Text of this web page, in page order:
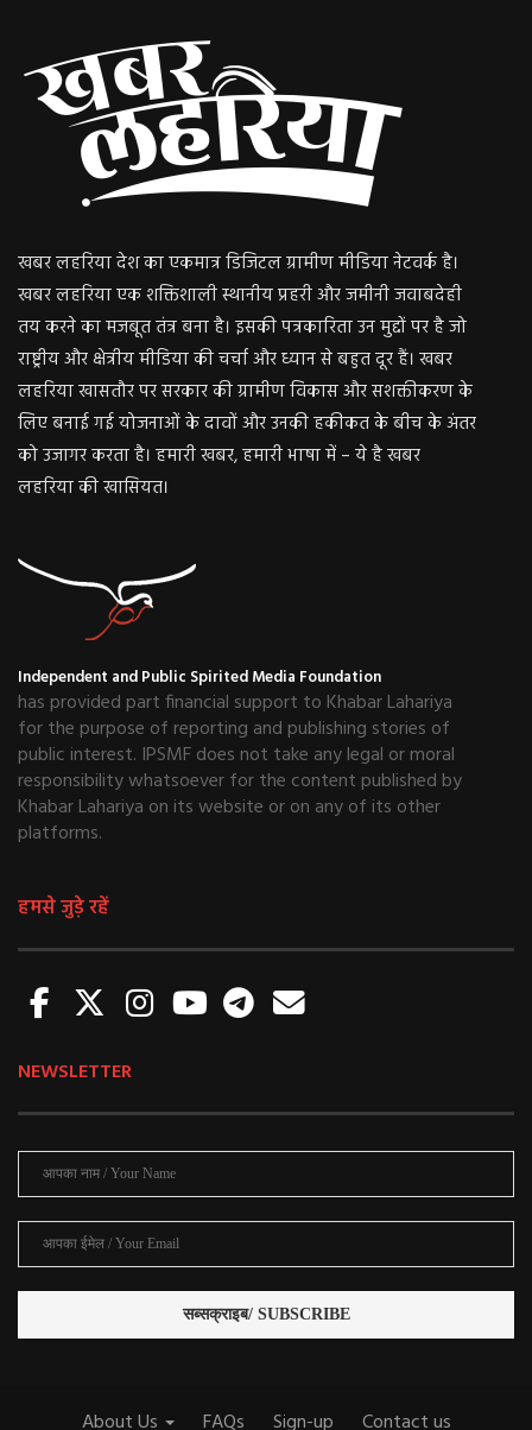
खबर लहरिया देश का एकमात्र डिजिटल ग्रामीण मीडिया नेटवर्क है।
खबर लहरिया एक शक्तिशाली स्थानीय प्रहरी और जमीनी जवाबदेही
तय करने का मजबूत तंत्र बना है। इसकी पत्रकारिता उन मुद्दों पर है जो
राष्ट्रीय और क्षेत्रीय मीडिया की चर्चा और ध्यान से बहुत दूर हैं। खबर
लहरिया खासतौर पर सरकार की ग्रामीण विकास और सशक्तीकरण के
लिए बनाई गई योजनाओं के दावों और उनकी हकीकत के बीच के अंतर
को उजागर करता है। हमारी खबर, हमारी भाषा में – ये है खबर
लहरिया की खासियत।
Independent and Public Spirited Media Foundation
has provided part financial support to Khabar Lahariya
for the purpose of reporting and publishing stories of
public interest. IPSMF does not take any legal or moral
responsibility whatsoever for the content published by
Khabar Lahariya on its website or on any of its other
platforms.
हमसे जुड़े रहें
NEWSLETTER
About Us FAQs Sign-up Contact us